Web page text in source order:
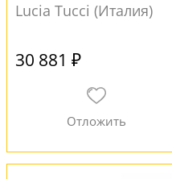
Lucia Tucci (Италия)
30 881 ₽